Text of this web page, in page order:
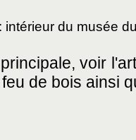
intérieur du musée
voir
de bois ainsi